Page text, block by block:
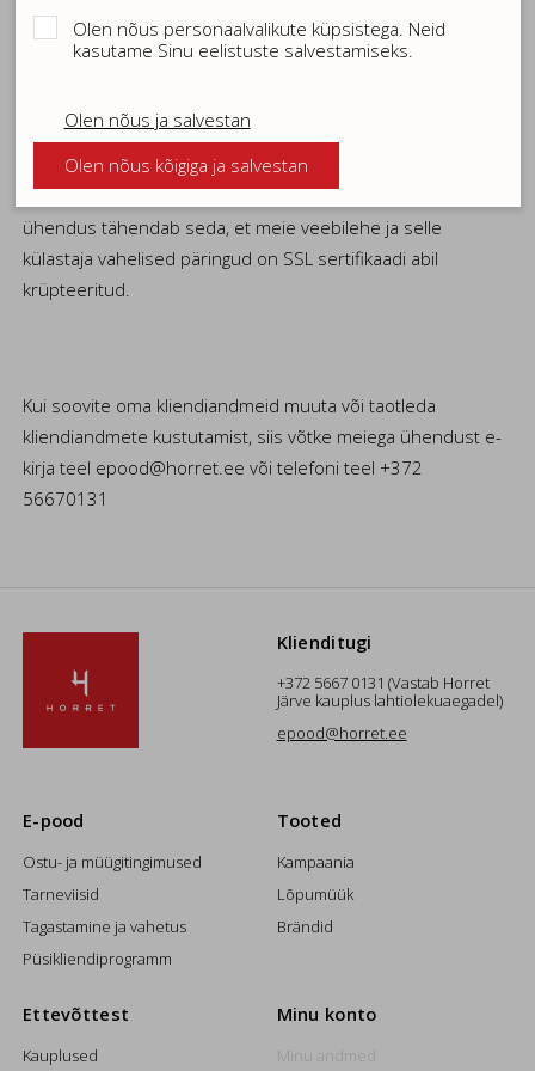
Kasutame maksmisel Montonio turvalist maksekeskkonda,
kus maksete andmeid säilitatakse turvaliselt
Meie veebilehel on tagatud SSL sertifikaat, et ühendus meie
veebilehe ja külastaja vahel oleks turvaline. Turvaline
ühendus tähendab seda, et meie veebilehe ja selle
külastaja vahelised päringud on SSL sertifikaadi abil
krüpteeritud.
Kui soovite oma kliendiandmeid muuta või taotleda
kliendiandmete kustutamist, siis võtke meiega ühendust e-
kirja teel epood@horret.ee või telefoni teel +372
56670131
Klienditugi
+372 5667 0131 (Vastab Horret
Järve kauplus lahtiolekuaegadel)
epood@horret.ee
E-pood
Ostu- ja müügitingimused
Tarneviisid
Tagastamine ja vahetus
Püsikliendiprogramm
Tooted
Kampaania
Lõpumüük
Brändid
Ettevõttest
Kauplused
Minu konto
Minu andmed
Olen nõus personaalvalikute küpsistega. Neid
kasutame Sinu eelistuste salvestamiseks.
Olen nõus ja salvestan
Olen nõus kõigiga ja salvestan